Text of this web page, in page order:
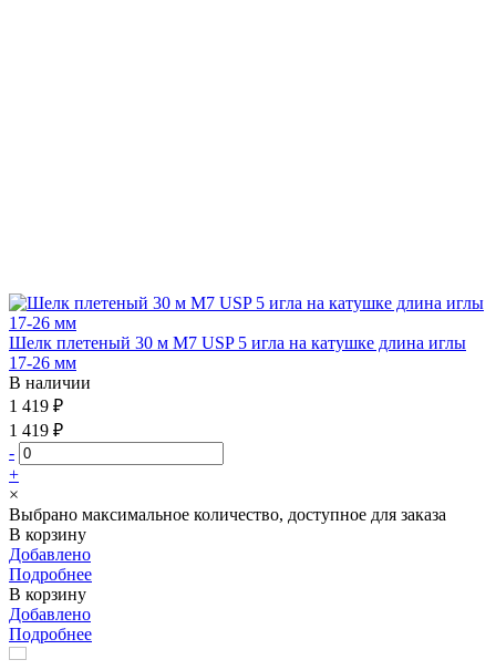
Шелк плетеный 30 м М7 USP 5 игла на катушке длина иглы
17-26 мм
В наличии
1 419 ₽
1 419 ₽
-
+
×
Выбрано максимальное количество, доступное для заказа
В корзину
Добавлено
Подробнее
В корзину
Добавлено
Подробнее